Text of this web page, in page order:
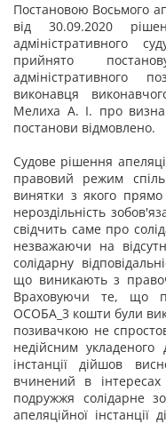
Постановою Восьмого
від 30.09.2020
адміністративного
прийнято
адміністративного
виконавця
Мелиха А. І. про
постанови відмовлено.
Судове рішення
правовий режим
винятки з якого
нероздільність
свідчить саме про
незважаючи на
солідарну
що виникають з
Враховуючи те, що
ОСОБА_3 кошти були
позивачкою не
недійсним укладеного
інстанції дійшов
вчинений в
подружжя солідарне
апеляційної